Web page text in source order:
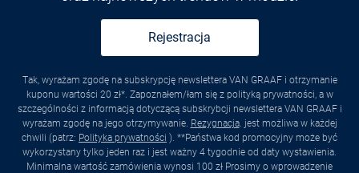
Rejestracja
Tak, wyrażam zgodę na subskrypcję newslettera VAN GRAAF i otrzymanie
kuponu wartości 20 zł*. Zapoznałem/łam się z polityką prywatności, a w
szczególności z informacją dotyczącą subskrybcji newslettera VAN GRAAF i
wyrażam zgodę na jego otrzymywanie. Rezygnacja. jest możliwa w każdej
chwili (patrz: Polityka prywatności ). **Państwa kod promocyjny może być
wykorzystany tylko jeden raz i jest ważny 4 tygodnie od daty wystawienia.
Minimalna wartość zamówienia wynosi 100 zł Prosimy o wprowadzenie